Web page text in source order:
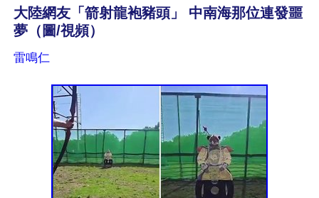
大陸網友「箭射龍袍豬頭」 中南海那位連發噩
夢（圖/視頻）
雷鳴仁